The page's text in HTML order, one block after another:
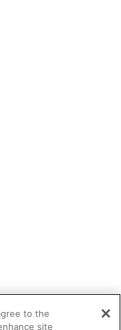
to the
site